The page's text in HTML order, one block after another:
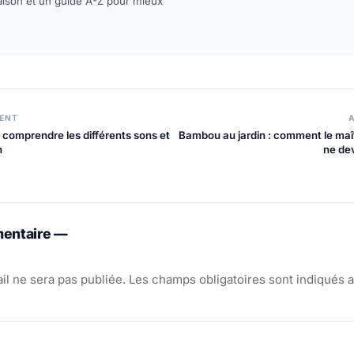
comprendre les différents sons et
Bambou au jardin : comment le
ne
—
ne sera pas publiée. Les champs obligatoires sont indiqués